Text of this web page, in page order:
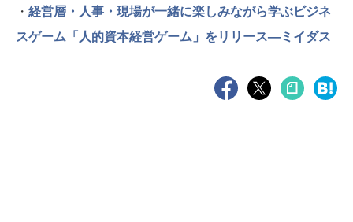
・ 経営層・人事・現場が一緒に楽しみながら学ぶビジネ
スゲーム「人的資本経営ゲーム」をリリース—ミイダス